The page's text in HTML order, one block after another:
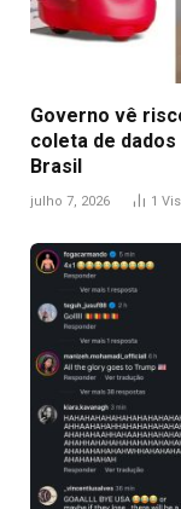
Governo vê
coleta de
Brasil
julho 7, 2026 1